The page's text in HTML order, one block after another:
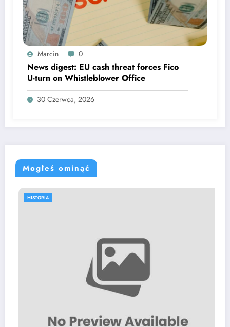
Marcin 0
News digest: EU cash threat forces Fico
U-turn on Whistleblower Office
30 Czerwca, 2026
Mogłeś ominąć
HISTORIA